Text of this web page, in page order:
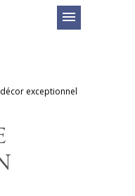
menu
exceptionnel